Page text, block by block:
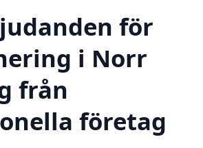
för
i Norr
från
företag